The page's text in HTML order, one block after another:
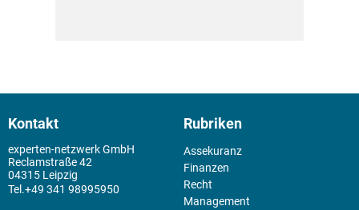
Kontakt
experten-netzwerk GmbH
Reclamstraße 42
04315 Leipzig
+49 341 98995950
Rubriken
Assekuranz
Finanzen
Recht
Management